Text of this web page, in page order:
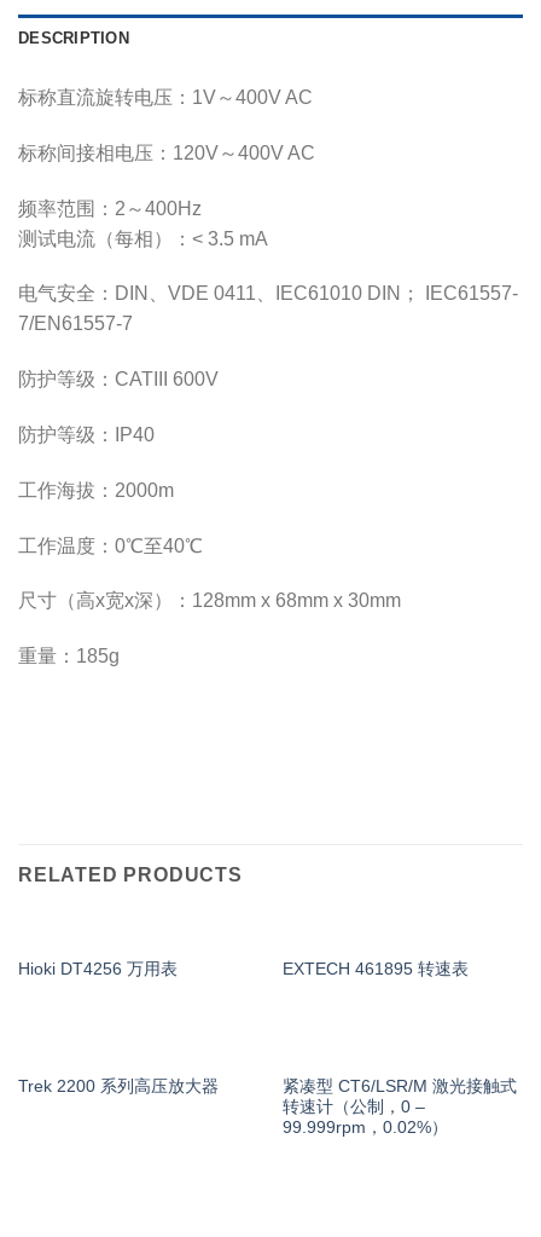
DESCRIPTION
标称直流旋转电压：1V～400V AC
标称间接相电压：120V～400V AC
频率范围：2～400Hz
测试电流（每相）：< 3.5 mA
电气安全：DIN、VDE 0411、IEC61010 DIN； IEC61557-
7/EN61557-7
防护等级：CATIII 600V
防护等级：IP40
工作海拔：2000m
工作温度：0℃至40℃
尺寸（高x宽x深）：128mm x 68mm x 30mm
重量：185g
RELATED PRODUCTS
Hioki DT4256 万用表 EXTECH 461895 转速表
Trek 2200 系列高压放大器
紧凑型 CT6/LSR/M 激光接触式
转速计（公制，0 –
99.999rpm，0.02%）